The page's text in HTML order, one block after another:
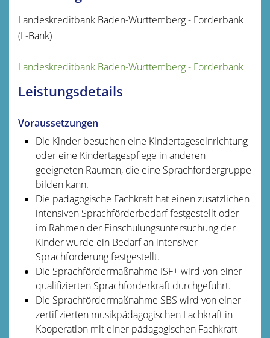
Landeskreditbank Baden-Württemberg - Förderbank
(L-Bank)
Landeskreditbank Baden-Württemberg - Förderbank
Leistungsdetails
Voraussetzungen
Die Kinder besuchen eine Kindertageseinrichtung
oder eine Kindertagespflege in anderen
geeigneten Räumen, die eine Sprachfördergruppe
bilden kann.
Die pädagogische Fachkraft hat einen zusätzlichen
intensiven Sprachförderbedarf festgestellt oder
im Rahmen der Einschulungsuntersuchung der
Kinder wurde ein Bedarf an intensiver
Sprachförderung festgestellt.
Die Sprachfördermaßnahme ISF+ wird von einer
qualifizierten Sprachförderkraft durchgeführt.
Die Sprachfördermaßnahme SBS wird von einer
zertifizierten musikpädagogischen Fachkraft in
Kooperation mit einer pädagogischen Fachkraft